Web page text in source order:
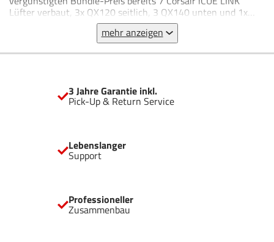
Lüfter verbaut, 3x QX120 seitlich, 3 QX140 unten und 1x
deine High-End-Hardware besonders gekonnt in Szene
mehr anzeigen
3 Jahre Garantie inkl.
Pick-Up & Return Service
Lebenslanger
Support
Professioneller
Zusammenbau